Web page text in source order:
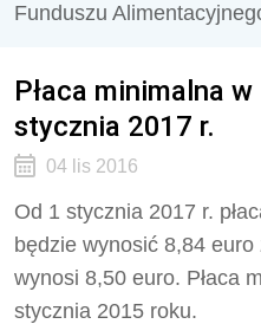
Funduszu
Płaca minimalna
stycznia 2017 r.
04 lis 2016
Od 1 stycznia 2017 r.
będzie wynosić 8,84
wynosi 8,50 euro. Płaca
stycznia 2015 roku.